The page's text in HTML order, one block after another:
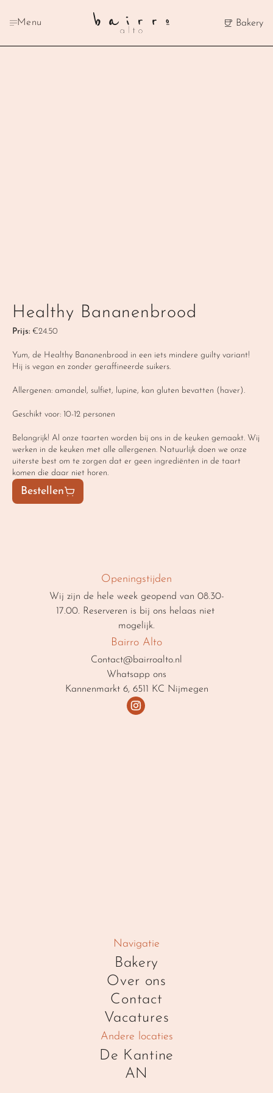
Menu Bakery
Healthy Bananenbrood
Prijs: €24.50
Yum, de Healthy Bananenbrood in een iets mindere guilty variant!
Hij is vegan en zonder geraffineerde suikers.
Allergenen: amandel, sulfiet, lupine, kan gluten bevatten (haver).
Geschikt voor: 10-12 personen
Belangrijk! Al onze taarten worden bij ons in de keuken gemaakt. Wij
werken in de keuken met alle allergenen. Natuurlijk doen we onze
uiterste best om te zorgen dat er geen ingrediënten in de taart
komen die daar niet horen.
Bestellen
Openingstijden
Wij zijn de hele week geopend van 08.30-
17.00. Reserveren is bij ons helaas niet
mogelijk.
Bairro Alto
Contact@bairroalto.nl
Whatsapp ons
Kannenmarkt 6, 6511 KC Nijmegen
Navigatie
Bakery
Over ons
Contact
Vacatures
Andere locaties
De Kantine
AN